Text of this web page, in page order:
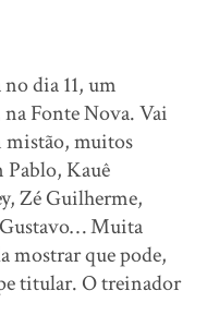
dia 11, um
Fonte Nova. Vai
mistão, muitos
Pablo, Kauê
Zé Guilherme,
Muita
mostrar que pode,
titular. O treinador